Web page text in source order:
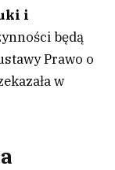
i
będą
Prawo o
w